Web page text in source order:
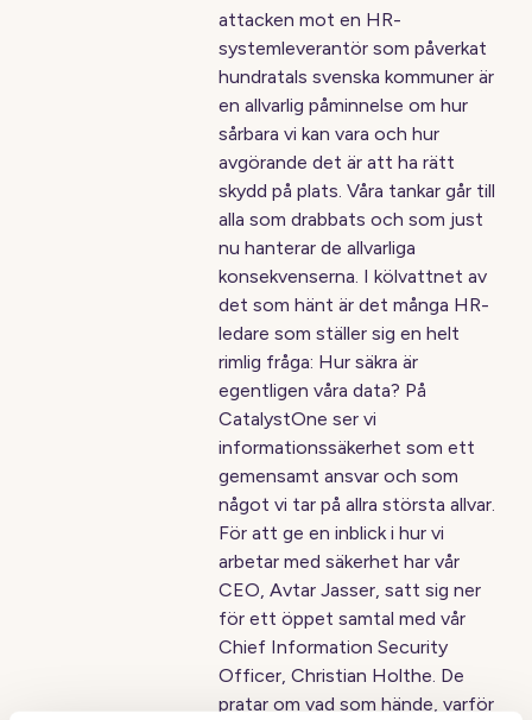
attacken mot en HR-
systemleverantör som påverkat
hundratals svenska kommuner är
en allvarlig påminnelse om hur
sårbara vi kan vara och hur
avgörande det är att ha rätt
skydd på plats. Våra tankar går till
alla som drabbats och som just
nu hanterar de allvarliga
konsekvenserna. I kölvattnet av
det som hänt är det många HR-
ledare som ställer sig en helt
rimlig fråga: Hur säkra är
egentligen våra data? På
CatalystOne ser vi
informationssäkerhet som ett
gemensamt ansvar och som
något vi tar på allra största allvar.
För att ge en inblick i hur vi
arbetar med säkerhet har vår
CEO, Avtar Jasser, satt sig ner
för ett öppet samtal med vår
Chief Information Security
Officer, Christian Holthe. De
pratar om vad som hände, varför